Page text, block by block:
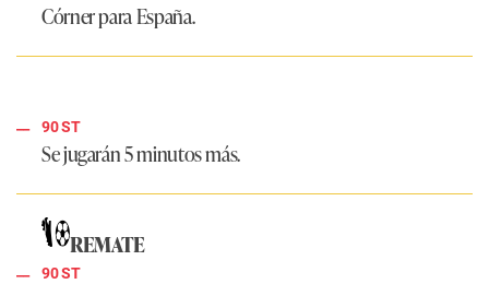
Córner para España.
90 ST
Se jugarán 5 minutos más.
REMATE
90 ST